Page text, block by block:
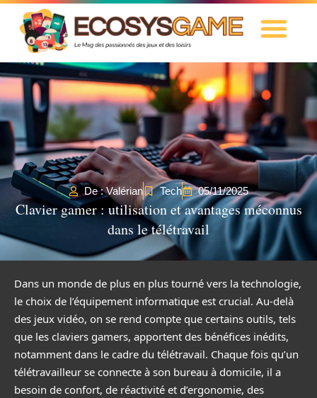
De : Valérian Tech 05/11/2025
Clavier gamer : utilisation et avantages méconnus
dans le télétravail
Dans un monde de plus en plus tourné vers la technologie,
le choix de l’équipement informatique est crucial. Au-delà
des jeux vidéo, on se rend compte que certains outils, tels
que les claviers gamers, apportent des bénéfices inédits,
notamment dans le cadre du télétravail. Chaque fois qu’un
télétravailleur se connecte à son bureau à domicile, il a
besoin de confort, de réactivité et d’ergonomie, des